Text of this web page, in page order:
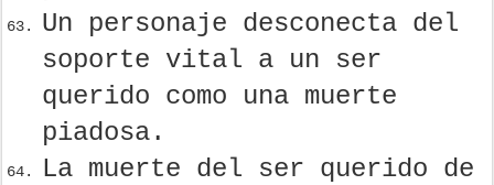
Un personaje desconecta del
soporte vital a un ser
querido como una muerte
piadosa.
La muerte del ser querido de